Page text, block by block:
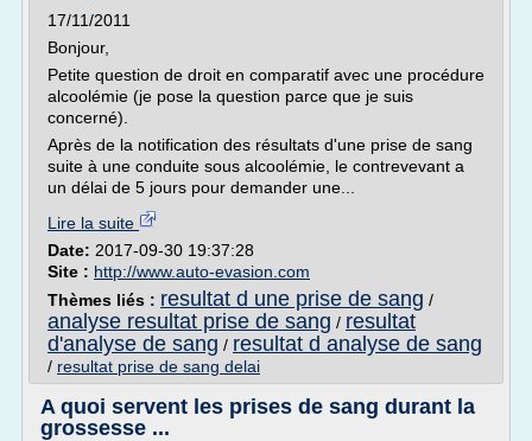
17/11/2011
Bonjour,
Petite question de droit en comparatif avec une procédure
alcoolémie (je pose la question parce que je suis
concerné).
Après de la notification des résultats d'une prise de sang
suite à une conduite sous alcoolémie, le contrevevant a
un délai de 5 jours pour demander une...
Lire la suite
Date: 2017-09-30 19:37:28
Site : http://www.auto-evasion.com
Thèmes liés : resultat d une prise de sang /
analyse resultat prise de sang / resultat
d'analyse de sang / resultat d analyse de sang
/ resultat prise de sang delai
A quoi servent les prises de sang durant la
grossesse ...